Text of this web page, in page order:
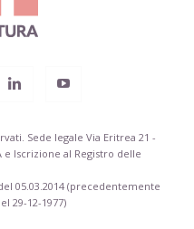
Sede legale Via Eritrea 21 -
e Iscrizione al Registro delle
05.03.2014 (precedentemente
29-12-1977)